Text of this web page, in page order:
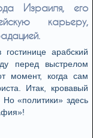
Израиля, его
карьеру,
арабский
перед выстрелом
момент, когда сам
Итак, кровавый
«политики» здесь